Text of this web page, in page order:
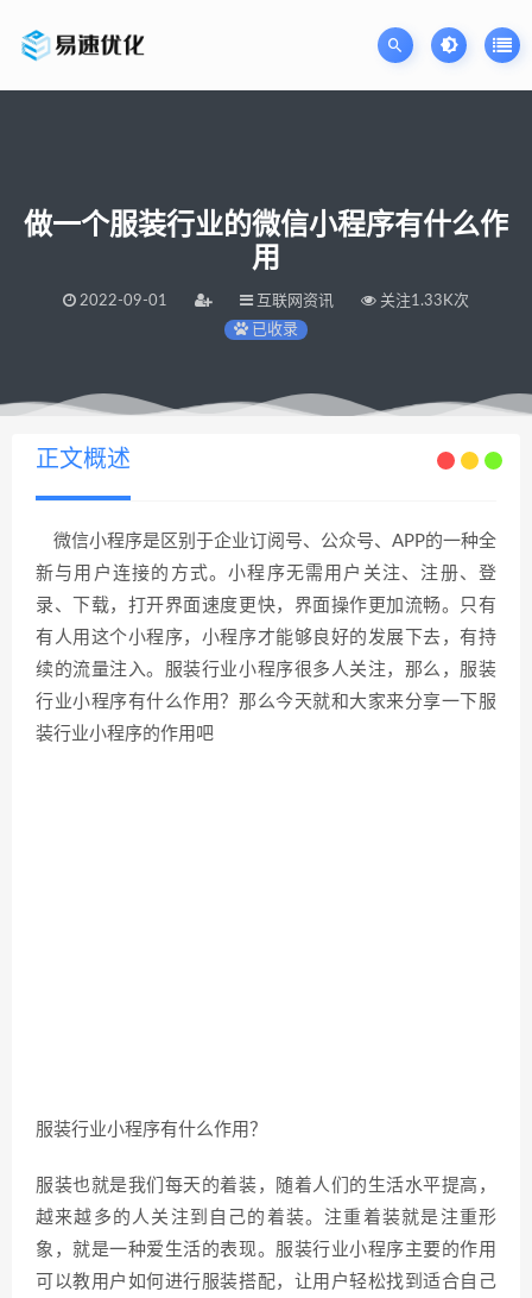
做一个服装行业的微信小程序有什么作
用
2022-09-01 互联网资讯
关注1.33K次
已收录
当前位置：易速网站优化公司 > 做一个服装行业的微信小程序有什么作用
正文概述
微信小程序是区别于企业订阅号、公众号、APP的一种全
新与用户连接的方式。小程序无需用户关注、注册、登
录、下载，打开界面速度更快，界面操作更加流畅。只有
有人用这个小程序，小程序才能够良好的发展下去，有持
续的流量注入。服装行业小程序很多人关注，那么，服装
行业小程序有什么作用？那么今天就和大家来分享一下服
装行业小程序的作用吧
服装行业小程序有什么作用？
服装也就是我们每天的着装，随着人们的生活水平提高，
越来越多的人关注到自己的着装。注重着装就是注重形
象，就是一种爱生活的表现。服装行业小程序主要的作用
可以教用户如何进行服装搭配，让用户轻松找到适合自己